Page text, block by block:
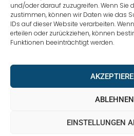
und/oder darauf zuzugreifen. Wenn Sie
zustimmen, können wir Daten wie das
IDs auf dieser Website verarbeiten.
erteilen oder zurückziehen, können
Funktionen beeinträchtigt werden.
ABLEHNEN
EINSTELLUNGEN
0228 / 915 614 81
klaus.buhl@libra-
LIBRAInvest © 2023 | Design